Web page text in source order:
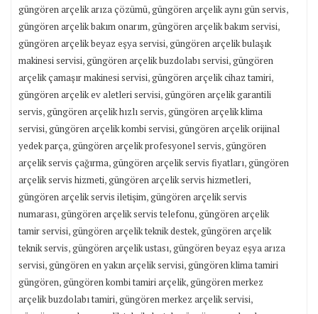
güngören arçelik arıza çözümü,güngören arçelik aynı gün servis,
güngören arçelik bakım onarım,güngören arçelik bakım servisi,
güngören arçelik beyaz eşya servisi,güngören arçelik bulaşık
makinesi servisi,güngören arçelik buzdolabı servisi,güngören
arçelik çamaşır makinesi servisi,güngören arçelik cihaz tamiri,
güngören arçelik ev aletleri servisi,güngören arçelik garantili
servis,güngören arçelik hızlı servis,güngören arçelik klima
servisi,güngören arçelik kombi servisi,güngören arçelik orijinal
yedek parça,güngören arçelik profesyonel servis,güngören
arçelik servis çağırma,güngören arçelik servis fiyatları,güngören
arçelik servis hizmeti,güngören arçelik servis hizmetleri,
güngören arçelik servis iletişim,güngören arçelik servis
numarası,güngören arçelik servis telefonu,güngören arçelik
tamir servisi,güngören arçelik teknik destek,güngören arçelik
teknik servis,güngören arçelik ustası,güngören beyaz eşya arıza
servisi,güngören en yakın arçelik servisi,güngören klima tamiri
güngören,güngören kombi tamiri arçelik,güngören merkez
arçelik buzdolabı tamiri,güngören merkez arçelik servisi,